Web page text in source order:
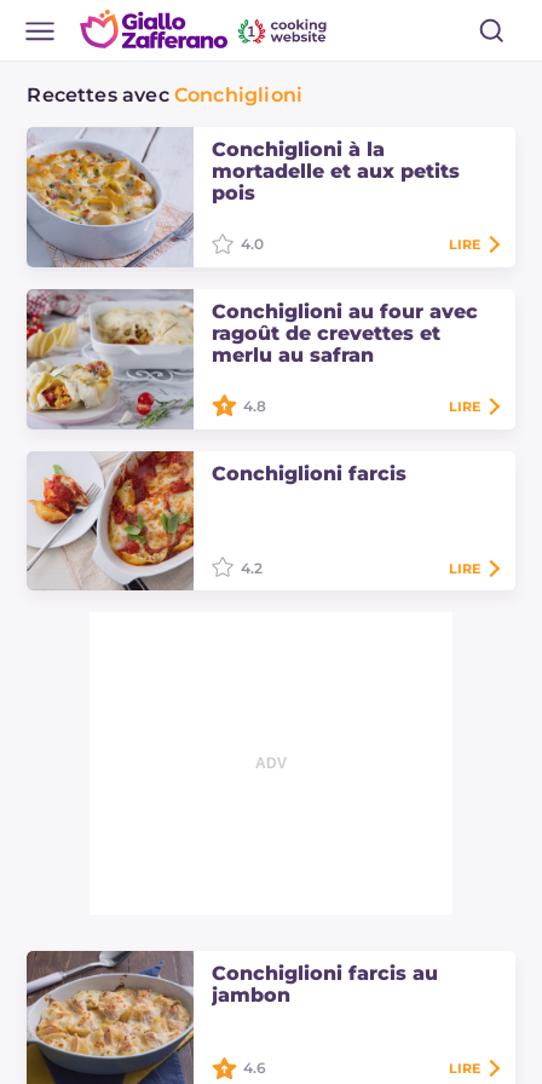
Recettes avec Conchiglioni
Conchiglioni à la
mortadelle et aux petits
pois
aux petits pois sont un plat
principal au four. Découvrez les
doses et le procédé pour préparer
cette…
4.0 LIRE
Conchiglioni au four avec
ragoût de crevettes et
merlu au safran
ragoût de crevettes et merlu au
safran sont un plat principal
4.8 LIRE
Conchiglioni farcis
4.2 LIRE
Conchiglioni farcis au
jambon
4.6 LIRE